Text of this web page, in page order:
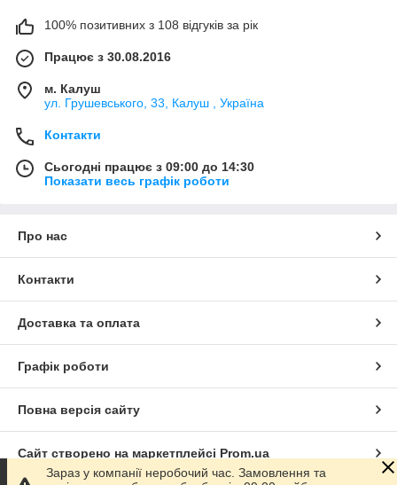
100% позитивних з 108 відгуків за рік
Працює з 30.08.2016
м. Калуш
ул. Грушевського, 33, Калуш , Україна
Контакти
Сьогодні працює з 09:00 до 14:30
Показати весь графік роботи
Про нас
Контакти
Доставка та оплата
Графік роботи
Повна версія сайту
Сайт створено на маркетплейсі Prom.ua
Зараз у компанії неробочий час. Замовлення та